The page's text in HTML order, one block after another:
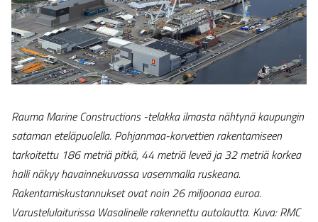
Rauma Marine Constructions -telakka ilmasta nähtynä kaupungin
sataman eteläpuolella. Pohjanmaa-korvettien rakentamiseen
tarkoitettu 186 metriä pitkä, 44 metriä leveä ja 32 metriä korkea
halli näkyy havainnekuvassa vasemmalla ruskeana.
Rakentamiskustannukset ovat noin 26 miljoonaa euroa.
Varustelulaiturissa Wasalinelle rakennettu autolautta. Kuva: RMC